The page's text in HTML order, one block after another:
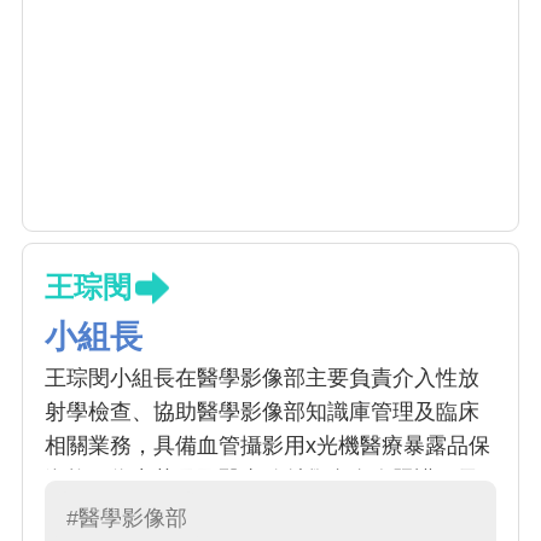
王琮閔
小組長
王琮閔小組長在醫學影像部主要負責介入性放
射學檢查、協助醫學影像部知識庫管理及臨床
相關業務，具備血管攝影用x光機醫療暴露品保
教師。
#醫學影像部